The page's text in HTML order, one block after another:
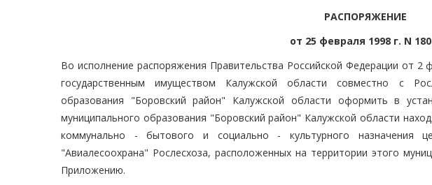
РАСПОРЯЖЕНИЕ
от 25 февраля 1998 г. N
Во исполнение распоряжения Правительства Российской Федерации от 2
государственным имуществом Калужской области совместно с
образования "Боровский район" Калужской области оформить в
муниципального образования "Боровский район" Калужской области
коммунально - бытового и социально - культурного назначения
"Авиалесоохрана" Рослесхоза, расположенных на территории этого
Приложению.